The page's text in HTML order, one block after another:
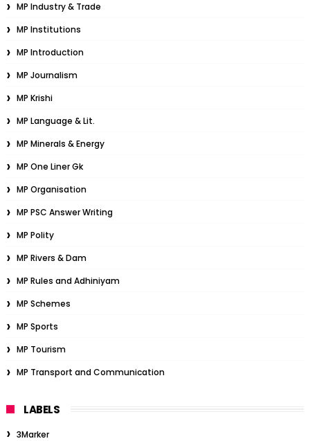
MP Industry & Trade
MP Institutions
MP Introduction
MP Journalism
MP Krishi
MP Language & Lit.
MP Minerals & Energy
MP One Liner Gk
MP Organisation
MP PSC Answer Writing
MP Polity
MP Rivers & Dam
MP Rules and Adhiniyam
MP Schemes
MP Sports
MP Tourism
MP Transport and Communication
LABELS
3Marker